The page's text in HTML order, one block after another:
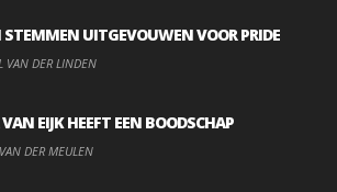
STEMMEN UITGEVOUWEN VOOR PRIDE
VAN DER LINDEN
EIJK HEEFT EEN BOODSCHAP
DER MEULEN